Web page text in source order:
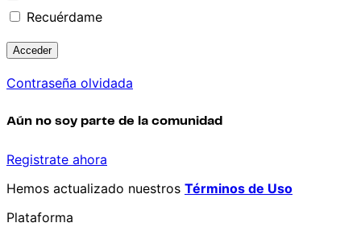
Recuérdame
Contraseña olvidada
Aún no soy parte de la comunidad
Registrate ahora
Hemos actualizado nuestros Términos de Uso
Plataforma